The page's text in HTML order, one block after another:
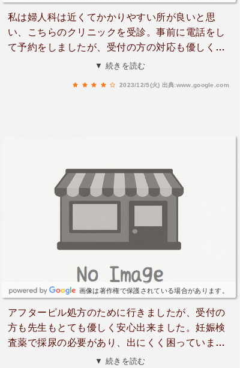
私は婦人科は近くてかかりやすい所が良いと思
い、こちらのクリニックを受診。事前に電話をし
て予約をしましたが、受付の方の対応も優しく丁
寧でした。日によっては患者さんの予約が多く、
が、私は過剰な反応も余計な話もなく、内診でも
話しかけながらして下さり、とても私には合う先
生だと思いました。患者側も受け身ではく、自分
につながり、納得いく診療が受けられると思いま
した。そして何よりお薬が院内処方で受け取れる
面倒臭いですし笑薬剤師の方も体験的アドバイス
等して下さいますし、病院全体の雰囲気がとても
良いと思います。マイナ保険証も使えますし、支
払いに関しては様々な選択肢がありクレジットカ
ードも使えます。あと、院内での待ち時間に使え
るフリーWiFiがあるのも便利です。ウォーターサ
ーバーも設置してあり患者さんへの気配りが感じ
▼ 続きを読む
2023/12/5(火) 出典:www.google.com
画像は著作権で保護されている場合があります。
アフターピル処方のために行きましたが、受付の
方も先生もとても優しく安心出来ました。妊娠検
査薬で採尿の必要があり、出にくく困っていまし
たが、看護師さんが出なかったら大丈夫ですよと
▼ 続きを読む